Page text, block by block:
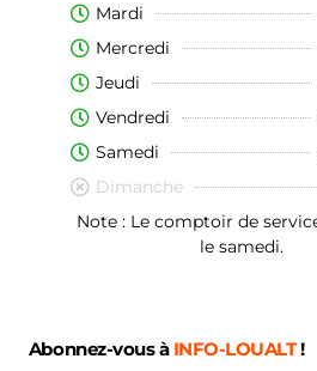
Mardi
Mercredi
Jeudi
Vendredi
Samedi
Dimanche
Note : Le comptoir de
le samedi.
Abonnez-vous à INFO-LOUALT!